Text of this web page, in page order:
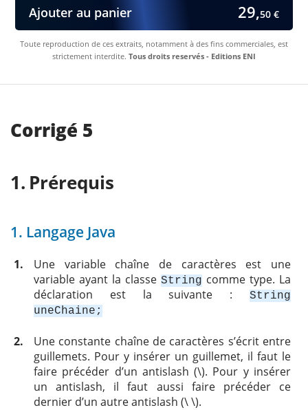
Ajouter au panier 29,50 €
Toute reproduction de ces extraits, notamment à des fins commerciales, est
strictement interdite. Tous droits reservés - Editions ENI
Corrigé 5
Prérequis
1. Langage Java
1.
Une variable chaîne de caractères est une
variable ayant la classe String comme type. La
déclaration est la suivante :
String
uneChaine;
2.
Une constante chaîne de caractères s’écrit entre
guillemets. Pour y insérer un guillemet, il faut le
faire précéder d’un antislash (\). Pour y insérer
un antislash, il faut aussi faire précéder ce
dernier d’un autre antislash (\ \).